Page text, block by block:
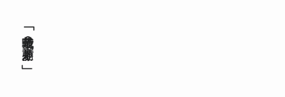
我是前辈哦？才不是萝莉！